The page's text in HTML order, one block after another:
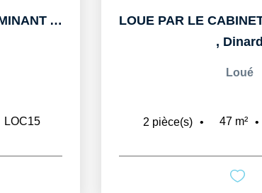
LOUE PAR LE CABINET CHEMINANT A DINARD T3 57M3 AVEC BALCON...
LOC15
, Dinard
Loué
2 pièce(s) 47 m²